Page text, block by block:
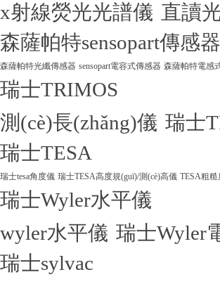
x射線熒光光譜儀 直讀
森薩帕特sensopart傳感器
森薩帕特光纖傳感器 sensopart電容式傳感器 森薩帕特電感
瑞士TRIMOS
測(cè)長(zhǎng)儀 瑞士
瑞士TESA
瑞士tesa角度儀 瑞士TESA高度規(guī)/測(cè)高儀 TESA粗糙
瑞士Wyler水平儀
wyler水平儀 瑞士Wyler
瑞士sylvac